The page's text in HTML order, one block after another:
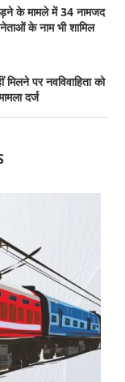
के मामले में 34 नामजद
के नाम भी शामिल
पर नवविवाहिता को
दर्ज